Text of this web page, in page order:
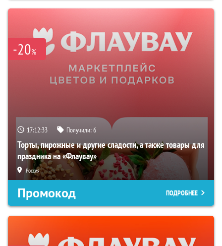
-20%
17:12:32 Получили:6
Торты, пирожные и другие сладости, а также товары для
праздника на «Флаувау»
Россия
Промокод ПОДРОБНЕЕ